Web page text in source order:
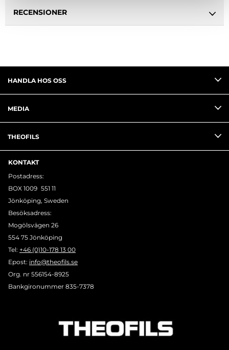
RECENSIONER
HANDLA HOS OSS
MEDIA
THEOFILS
KONTAKT
Postadress:
BOX 1009 551 11
Jönköping, Sweden
Besöksadress:
Mogölsvägen 26
554 75 Jönköping
Tel: +46 (0)10-178 13 00
Epost: info@theofils.se
Org. nr 556154-8925
Bankgironummer 835-7378